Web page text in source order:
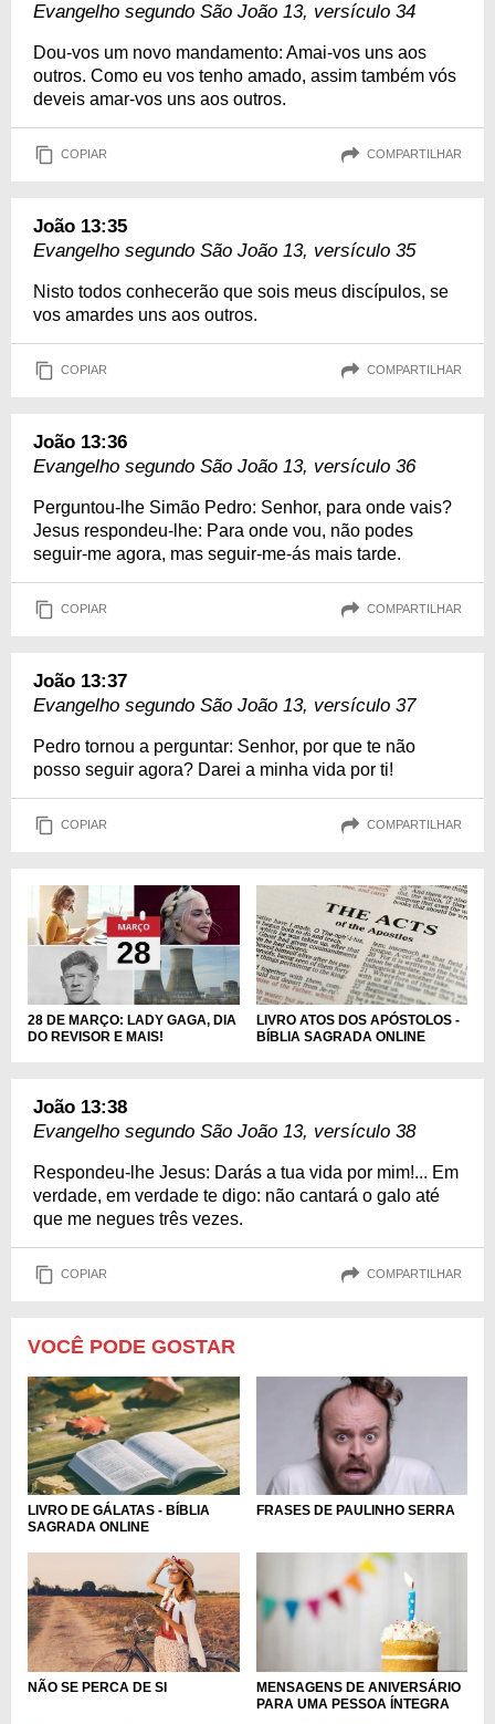
Evangelho segundo São João 13, versículo 34
Dou-vos um novo mandamento: Amai-vos uns aos
outros. Como eu vos tenho amado, assim também vós
deveis amar-vos uns aos outros.
COPIAR COMPARTILHAR
João 13:35
Evangelho segundo São João 13, versículo 35
Nisto todos conhecerão que sois meus discípulos, se
vos amardes uns aos outros.
COPIAR COMPARTILHAR
João 13:36
Evangelho segundo São João 13, versículo 36
Perguntou-lhe Simão Pedro: Senhor, para onde vais?
Jesus respondeu-lhe: Para onde vou, não podes
seguir-me agora, mas seguir-me-ás mais tarde.
COPIAR COMPARTILHAR
João 13:37
Evangelho segundo São João 13, versículo 37
Pedro tornou a perguntar: Senhor, por que te não
posso seguir agora? Darei a minha vida por ti!
COPIAR COMPARTILHAR
28 DE MARÇO: LADY GAGA, DIA
DO REVISOR E MAIS!
LIVRO ATOS DOS APÓSTOLOS -
BÍBLIA SAGRADA ONLINE
João 13:38
Evangelho segundo São João 13, versículo 38
Respondeu-lhe Jesus: Darás a tua vida por mim!... Em
verdade, em verdade te digo: não cantará o galo até
que me negues três vezes.
COPIAR COMPARTILHAR
VOCÊ PODE GOSTAR
LIVRO DE GÁLATAS - BÍBLIA
SAGRADA ONLINE
FRASES DE PAULINHO SERRA
NÃO SE PERCA DE SI
MENSAGENS DE ANIVERSÁRIO
PARA UMA PESSOA ÍNTEGRA